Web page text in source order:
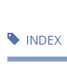
INDEX